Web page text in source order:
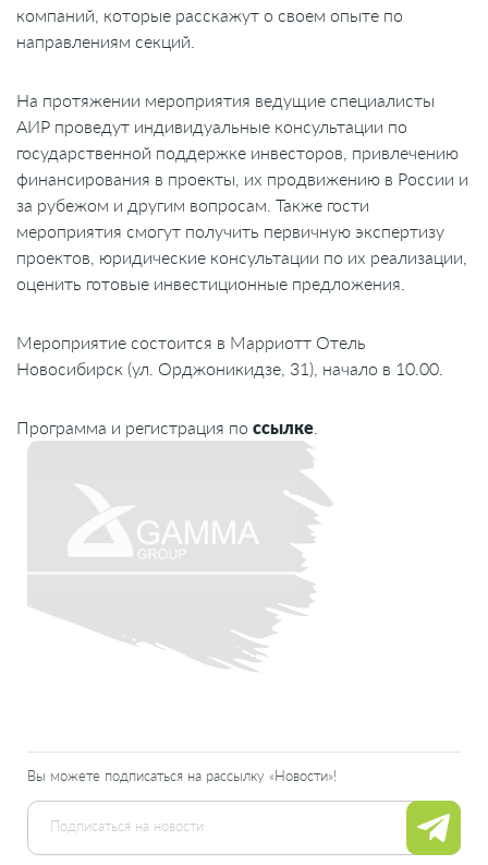
Вы можете подписаться на рассылку «Новости»!
компаний, которые расскажут о своем опыте по
направлениям секций.
На протяжении мероприятия ведущие специалисты
АИР проведут индивидуальные консультации по
государственной поддержке инвесторов, привлечению
финансирования в проекты, их продвижению в России и
за рубежом и другим вопросам. Также гости
мероприятия смогут получить первичную экспертизу
проектов, юридические консультации по их реализации,
оценить готовые инвестиционные предложения.
Мероприятие состоится в Марриотт Отель
Новосибирск (ул. Орджоникидзе, 31), начало в 10.00.
Программа и регистрация по ссылке